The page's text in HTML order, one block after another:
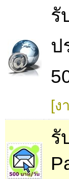
รั
ป
[ง
รั